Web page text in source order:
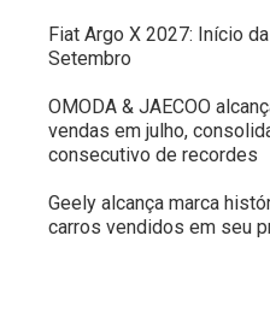
Fiat Argo X 2027: Início
Setembro
OMODA & JAECOO
vendas em julho,
consecutivo de recordes
Geely alcança marca
carros vendidos em seu